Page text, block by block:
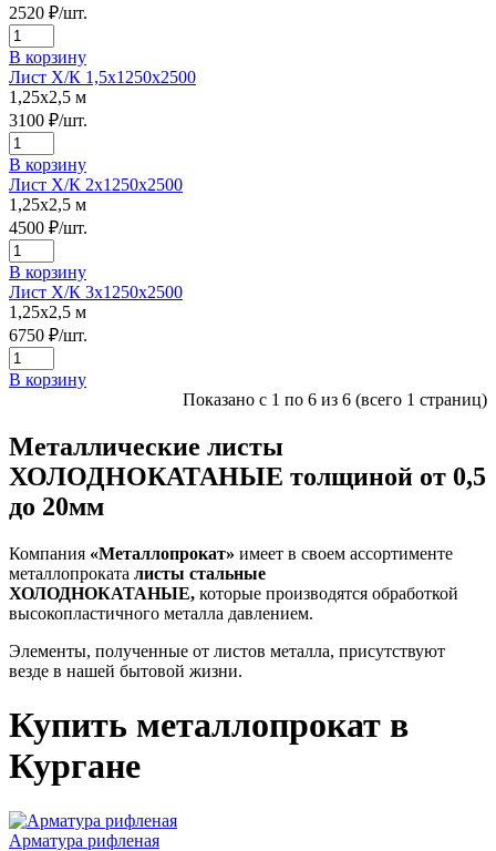
2520 ₽/шт.
В корзину
Лист Х/К 1,5х1250х2500
1,25х2,5 м
3100 ₽/шт.
В корзину
Лист Х/К 2х1250х2500
1,25х2,5 м
4500 ₽/шт.
В корзину
Лист Х/К 3х1250х2500
1,25х2,5 м
6750 ₽/шт.
В корзину
Показано с 1 по 6 из 6 (всего 1 страниц)
Металлические листы
ХОЛОДНОКАТАНЫЕ толщиной от 0,5
до 20мм
Компания «Металлопрокат» имеет в своем ассортименте
металлопроката листы стальные
ХОЛОДНОКАТАНЫЕ, которые производятся обработкой
высокопластичного металла давлением.
Элементы, полученные от листов металла, присутствуют
везде в нашей бытовой жизни.
Купить металлопрокат в
Кургане
Арматура рифленая